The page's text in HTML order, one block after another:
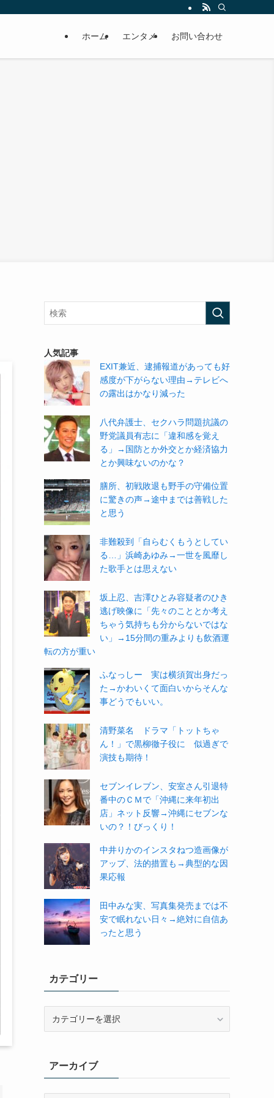
ホーム エンタメ お問い合わせ
人気記事
EXIT兼近、逮捕報道があっても好
感度が下がらない理由→テレビへ
の露出はかなり減った
八代弁護士、セクハラ問題抗議の
野党議員有志に「違和感を覚え
る」→国防とか外交とか経済協力
とか興味ないのかな？
膳所、初戦敗退も野手の守備位置
に驚きの声→途中までは善戦した
と思う
非難殺到「自らむくもうとしてい
る…」浜崎あゆみ→一世を風靡し
た歌手とは思えない
坂上忍、吉澤ひとみ容疑者のひき
逃げ映像に「先々のこととか考え
ちゃう気持ちも分からないではな
い」→15分間の重みよりも飲酒運
転の方が重い
ふなっしー 実は横須賀出身だっ
た→かわいくて面白いからそんな
事どうでもいい。
清野菜名 ドラマ「トットちゃ
ん！」で黒柳徹子役に 似過ぎで
演技も期待！
セブンイレブン、安室さん引退特
番中のＣＭで「沖縄に来年初出
店」ネット反響→沖縄にセブンな
いの？！びっくり！
中井りかのインスタねつ造画像が
アップ、法的措置も→典型的な因
果応報
田中みな実、写真集発売までは不
安で眠れない日々→絶対に自信あ
ったと思う
カテゴリー
ーアーカイブ